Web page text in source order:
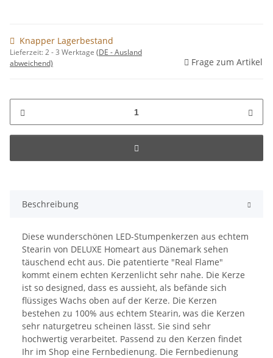
Knapper Lagerbestand
Lieferzeit:2 - 3 Werktage (DE - Ausland
abweichend)
Frage zum Artikel
Beschreibung
Diese wunderschönen LED-Stumpenkerzen aus echtem
Stearin von DELUXE Homeart aus Dänemark sehen
täuschend echt aus. Die patentierte "Real Flame"
kommt einem echten Kerzenlicht sehr nahe. Die Kerze
ist so designed, dass es aussieht, als befände sich
flüssiges Wachs oben auf der Kerze. Die Kerzen
bestehen zu 100% aus echtem Stearin, was die Kerzen
sehr naturgetreu scheinen lässt. Sie sind sehr
hochwertig verarbeitet. Passend zu den Kerzen findet
Ihr im Shop eine Fernbedienung. Die Fernbedienung